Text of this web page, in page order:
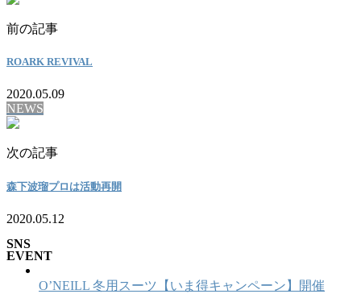
前の記事
ROARK REVIVAL
2020.05.09
NEWS
次の記事
森下波瑠プロは活動再開
2020.05.12
SNS
EVENT
O’NEILL 冬用スーツ【いま得キャンペーン】開催